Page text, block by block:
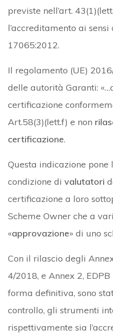
previste nell’art.
l’accreditamento ai sensi
17065:2012.
Il regolamento (UE)
delle autorità Garanti:
certificazione
Art.58(3)(lett.f) e non
certificazione.
Questa indicazione
condizione di valutatori
certificazione a loro
Scheme Owner che a
«approvazione» di uno
Con il rilascio degli
4/2018, e Annex 2,
forma definitiva, sono
controllo, gli strumenti
rispettivamente sia